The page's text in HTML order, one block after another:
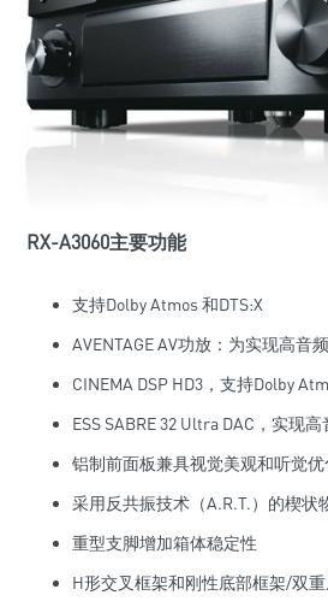
RX-A3060主要功能
支持Dolby Atmos 和DTS:X
AVENTAGE AV功放：为实现高音
CINEMA DSP HD3，支持Dolby
ESS SABRE 32 Ultra DAC，实现高
铝制前面板兼具视觉美观和听觉
采用反共振技术（A.R.T.）的楔状
重型支脚增加箱体稳定性
H形交叉框架和刚性底部框架/双